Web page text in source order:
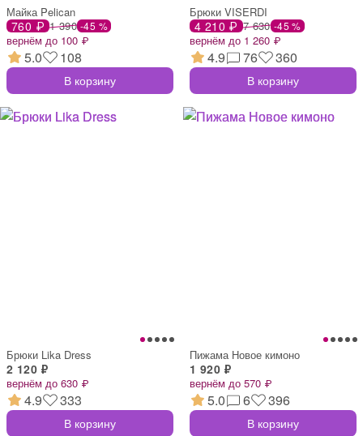
Майка Pelican
760 ₽ 1 390 -45 %
вернём до 100 ₽
5.0 108
В корзину
Брюки VISERDI
4 210 ₽ 7 630 -45 %
вернём до 1 260 ₽
4.9 76 360
В корзину
Брюки Lika Dress
2 120 ₽
вернём до 630 ₽
4.9 333
В корзину
Пижама Новое кимоно
1 920 ₽
вернём до 570 ₽
5.0 6 396
В корзину